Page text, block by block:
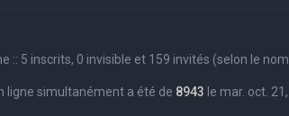
:: 5 inscrits, 0 invisible et 159 invités (selon le
ligne simultanément a été de 8943 le mar. oct.